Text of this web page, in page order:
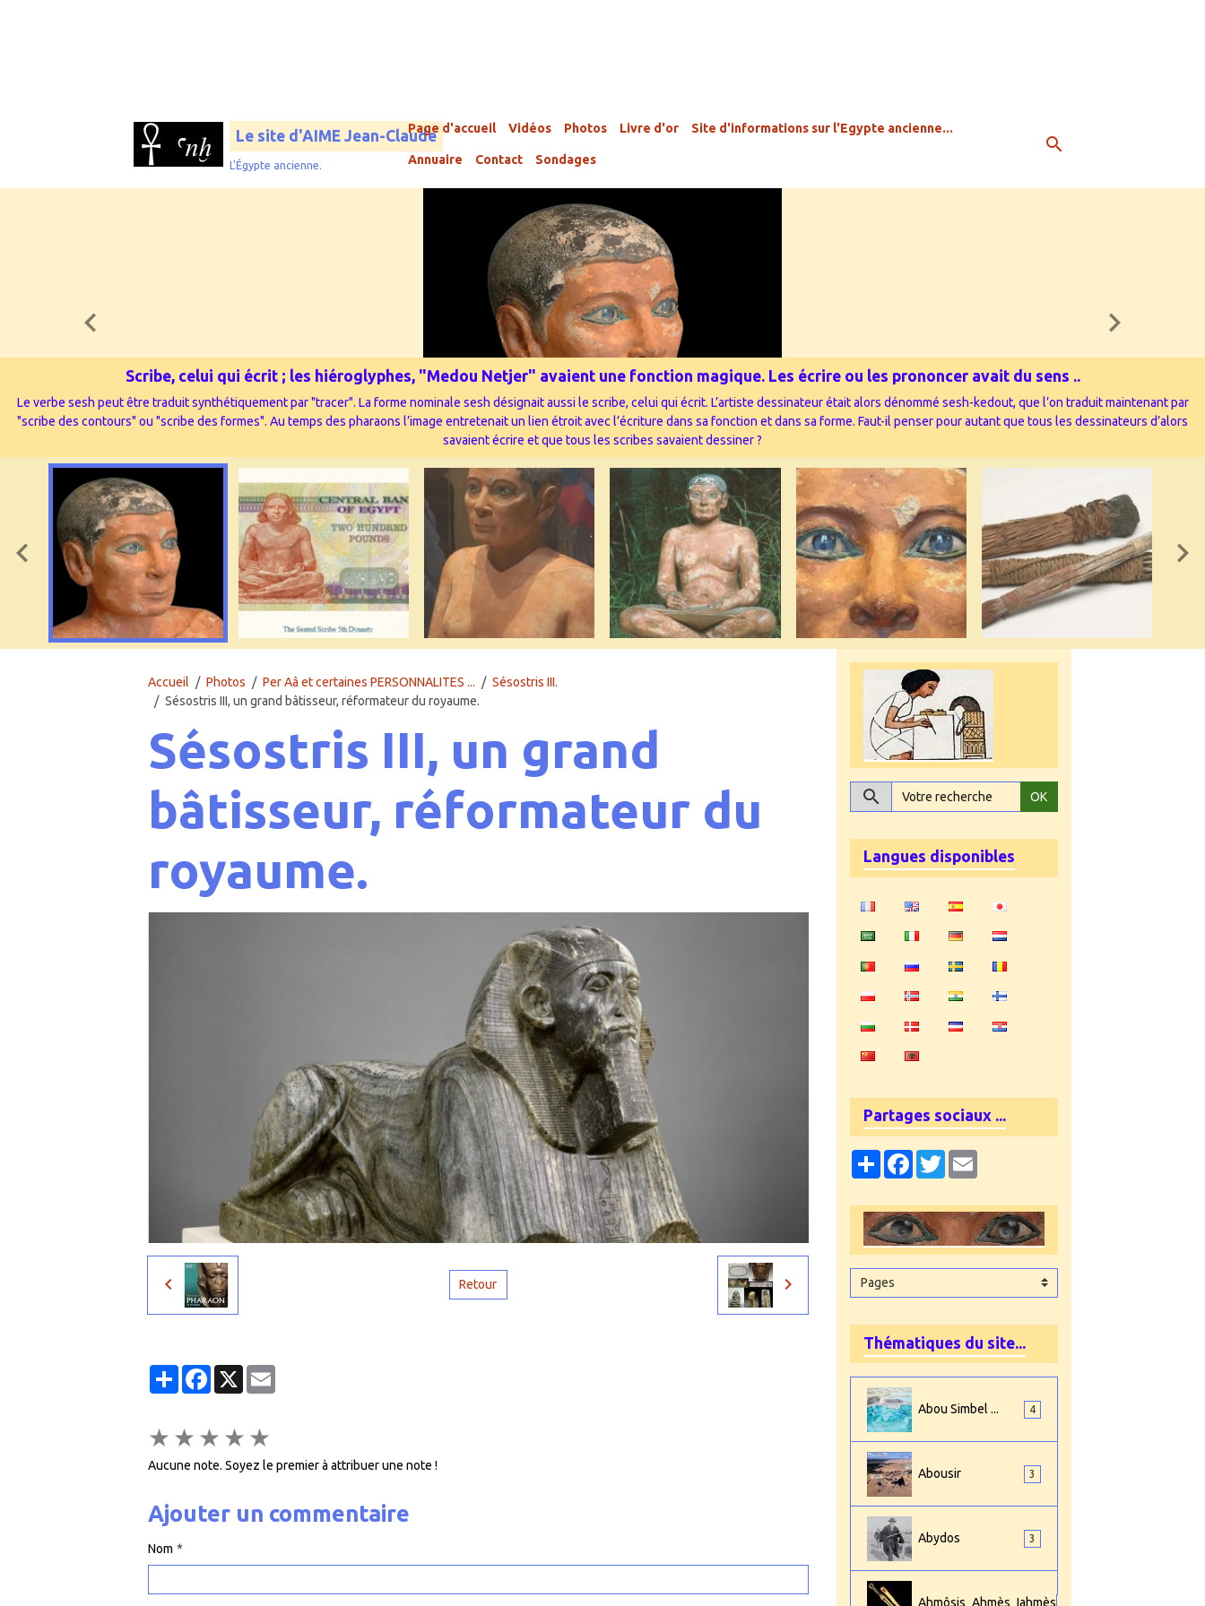
Le site d'AIME Jean-Claude
L'Égypte ancienne.
Page d'accueil Vidéos Photos Livre d'or Site d'informations sur l'Egypte ancienne...
Annuaire Contact Sondages
Scribe, celui qui écrit ; les hiéroglyphes, "Medou Netjer" avaient une fonction magique. Les écrire ou les prononcer avait du sens ..
Le verbe sesh peut être traduit synthétiquement par "tracer". La forme nominale sesh désignait aussi le scribe, celui qui écrit. L’artiste dessinateur était alors dénommé sesh-kedout, que l’on traduit maintenant par
"scribe des contours" ou "scribe des formes". Au temps des pharaons l’image entretenait un lien étroit avec l’écriture dans sa fonction et dans sa forme. Faut-il penser pour autant que tous les dessinateurs d’alors
savaient écrire et que tous les scribes savaient dessiner ?
Accueil Photos Per Aâ et certaines PERSONNALITES ...
Sésostris III.
Sésostris III, un grand bâtisseur, réformateur du royaume.
Sésostris III, un grand
bâtisseur, réformateur du
royaume.
Retour
PartagerFacebook
X
★ ★ ★ ★ ★
Aucune note. Soyez le premier à attribuer une note !
Ajouter un commentaire
Nom
OK
Langues disponibles
Partages sociaux ...
PartagerFacebook
Twitter
Thématiques du site...
Abou Simbel ... 4
Abousir 3
Abydos 3
Ahmôsis_Ahmès_Iahmès